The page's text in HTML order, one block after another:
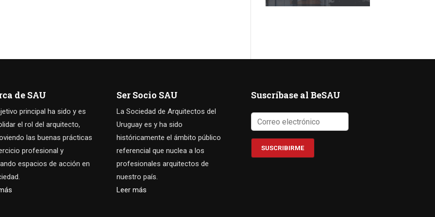
de SAU
principal ha sido y es
el rol del arquitecto,
las buenas prácticas
profesional y
espacios de acción en
Ser Socio SAU
La Sociedad de Arquitectos del
Uruguay es y ha sido
históricamente el ámbito público
referencial que nuclea a los
profesionales arquitectos de
nuestro país.
Leer más
Suscríbase al BeSAU